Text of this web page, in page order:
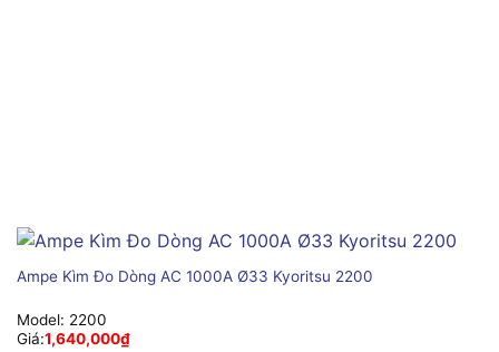
Ampe Kìm Đo Dòng AC 1000A Ø33 Kyoritsu 2200
Model: 2200
Giá:1,640,000₫